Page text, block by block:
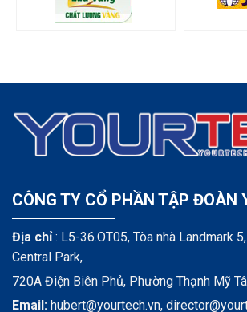
CÔNG TY CỔ PHẦN TẬP ĐOÀN
Địa chỉ: L5-36.OT05, Tòa nhà Landmark
Central Park,
720A Điện Biên Phủ, Phường Thạnh Mỹ
Email: hubert@yourtech.vn,